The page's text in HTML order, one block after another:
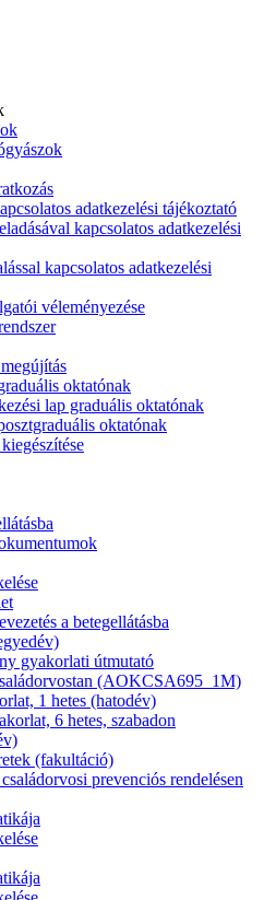
adatkezelési tájékoztató
kapcsolatos adatkezelési
kapcsolatos adatkezelési
véleményezése
oktatónak
lap graduális oktatónak
oktatónak
a betegellátásba
gyakorlati útmutató
(AOKCSA695_1M)
1 hetes (hatodév)
6 hetes, szabadon
(fakultáció)
prevenciós rendelésen